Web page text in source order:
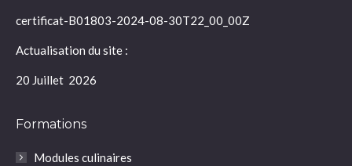
certificat-B01803-2024-08-30T22_00_00Z
Actualisation du site :
20 Juillet 2026
Formations
Modules culinaires